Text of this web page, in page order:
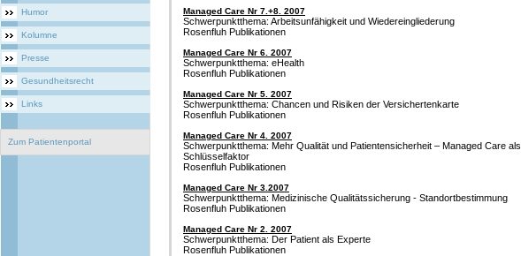
Humor
Kolumne
Presse
Gesundheitsrecht
Links
Zum Patientenportal
Managed Care Nr 7.+8. 2007
Schwerpunktthema: Arbeitsunfähigkeit und Wiedereingliederung
Rosenfluh Publikationen
Managed Care Nr 6. 2007
Schwerpunktthema: eHealth
Rosenfluh Publikationen
Managed Care Nr 5. 2007
Schwerpunktthema: Chancen und Risiken der Versichertenkarte
Rosenfluh Publikationen
Managed Care Nr 4. 2007
Schwerpunktthema: Mehr Qualität und Patientensicherheit – Managed Care als
Schlüsselfaktor
Rosenfluh Publikationen
Managed Care Nr 3.2007
Schwerpunktthema: Medizinische Qualitätssicherung - Standortbestimmung
Rosenfluh Publikationen
Managed Care Nr 2. 2007
Schwerpunktthema: Der Patient als Experte
Rosenfluh Publikationen